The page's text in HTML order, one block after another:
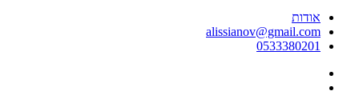
אודות
alissianov@gmail.com
0533380201